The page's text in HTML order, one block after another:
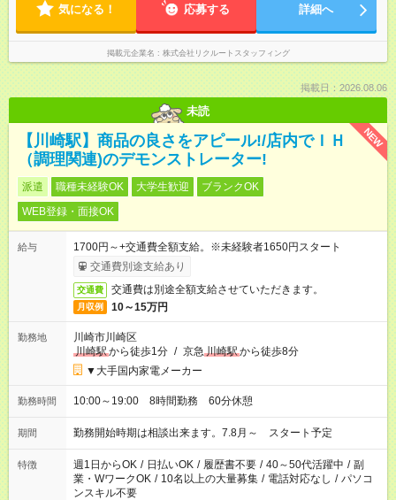
気になる！ 応募する 詳細へ
掲載元企業名 株式会社リクルートスタッフィング
掲載日：2026.08.06
未読
NEW
【川崎駅】商品の良さをアピール!/店内でＩＨ
（調理関連)のデモンストレーター!
派遣 職種未経験OK 大学生歓迎
ブランクOK
WEB登録・面接OK
給与
1700円～+交通費全額支給。※未経験者1650円スタート
交通費別途支給あり
交通費 交通費は別途全額支給させていただきます。
月収例 10～15万円
勤務地
川崎市川崎区
川崎駅から徒歩1分 / 京急 川崎駅から徒歩8分
▼大手国内家電メーカー
勤務時間 10:00～19:00 8時間勤務 60分休憩
期間 勤務開始時期は相談出来ます。7.8月～ スタート予定
特徴 週1日からOK / 日払いOK / 履歴書不要 / 40～50代活躍中 / 副
業・WワークOK / 10名以上の大量募集 / 電話対応なし / パソコ
ンスキル不要